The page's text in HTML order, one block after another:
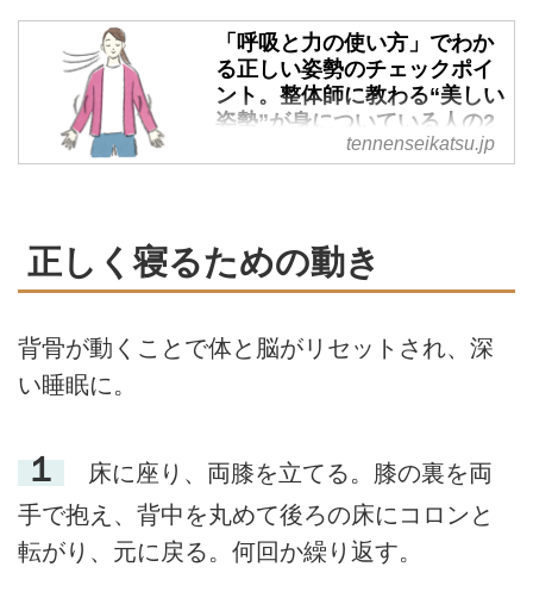
も出ることがあるといいます。今
回は、姿勢のくずれが引き起こす
3つの不調と、自然と調和した姿
勢の考え方をご紹介します。
（『天然生活』2025年6月号掲
活web
整体師の片寄陽平さんに、美しい
姿勢のつくり方についてうかがい
ました。姿勢を整えるカギは意外
にも「踏み圧」にあるといいま
2025年6月号掲載）
「呼吸と力の使い方」でわか
る正しい姿勢のチェックポイ
ント。整体師に教わる“美しい
姿勢”が身についている人の2
つのサイン／きゆるぎ治療院
姿勢をつくるための考え方をうか
がいました。今回は、正しい姿勢
ン」と、美しい姿勢づくりに役立
らしのなかで少しずつ意識してみ
ましょう。（『天然生活』2025
年6月号掲載）
tennenseikatsu.jp
正しく寝るための動き
背骨が動くことで体と脳がリセットされ、深
い睡眠に。
１
床に座り、両膝を立てる。膝の裏を両
手で抱え、背中を丸めて後ろの床にコロンと
転がり、元に戻る。何回か繰り返す。